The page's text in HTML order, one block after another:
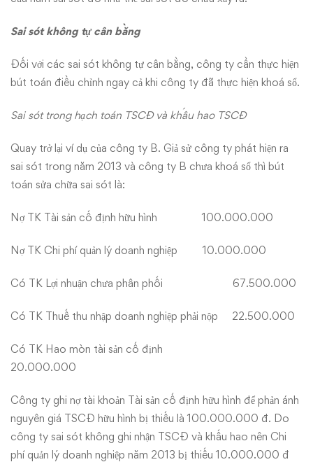
Sai sót không tự cân bằng
Đối với các sai sót không tự cân bằng, công ty cần thực hiện
bút toán điều chỉnh ngay cả khi công ty đã thực hiện khoá sổ.
Sai sót trong hạch toán TSCĐ và khấu hao TSCĐ
Quay trở lại ví dụ của công ty B. Giả sử công ty phát hiện ra
sai sót trong năm 2013 và công ty B chưa khoá sổ thì bút
toán sửa chữa sai sót là:
Nợ TK Tài sản cố định hữu hình 100.000.000
Nợ TK Chi phí quản lý doanh nghiệp 10.000.000
Có TK Lợi nhuận chưa phân phối 67.500.000
Có TK Thuế thu nhập doanh nghiệp phải nộp 22.500.000
Có TK Hao mòn tài sản cố định
20.000.000
Công ty ghi nợ tài khoản Tài sản cố định hữu hình để phản ánh
nguyên giá TSCĐ hữu hình bị thiếu là 100.000.000 đ. Do
công ty sai sót không ghi nhận TSCĐ và khấu hao nên Chi
phí quản lý doanh nghiệp năm 2013 bị thiếu 10.000.000 đ